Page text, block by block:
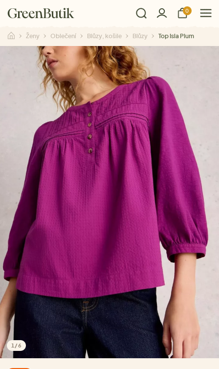
0
Ženy Oblečení Blůzy, košile Blůzy Top Isla Plum
1 /6